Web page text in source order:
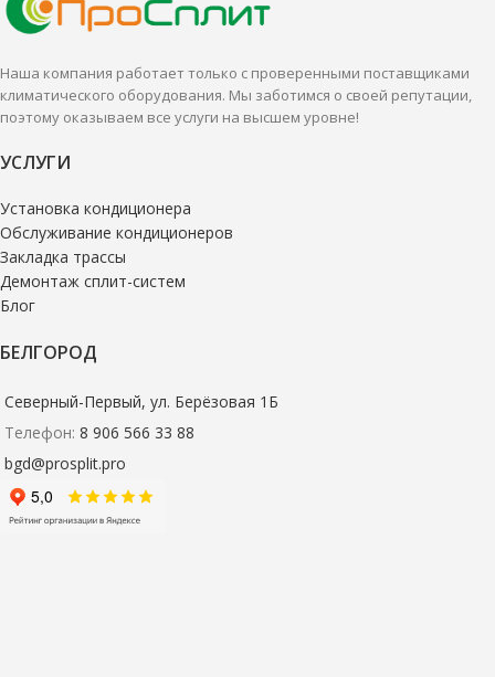
качеством и надежностью.
Наша компания работает только с проверенными поставщиками
климатического оборудования. Мы заботимся о своей репутации,
поэтому оказываем все услуги на высшем уровне!
УСЛУГИ
Установка кондиционера
Обслуживание кондиционеров
Закладка трассы
Демонтаж сплит-систем
Блог
БЕЛГОРОД
Северный-Первый, ул. Берёзовая 1Б
Телефон: 8 906 566 33 88
bgd@prosplit.pro